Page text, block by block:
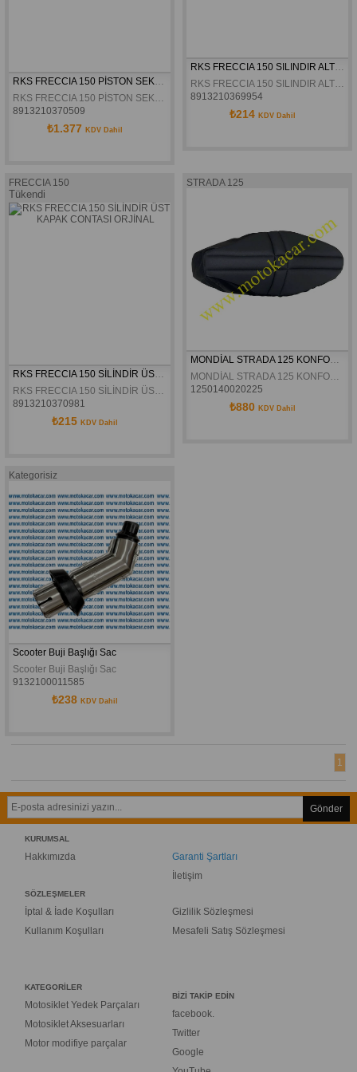
8913210370509
₺1.377 KDV Dahil
8913210369954
₺214 KDV Dahil
FRECCIA 150
Tükendi
RKS FRECCIA 150 SİLİNDİR ÜST KAPAK CONTASI ORJİNAL
RKS FRECCIA 150 SİLİNDİR ÜST KAPAK CONTASI ORJİNAL
8913210370981
₺215 KDV Dahil
STRADA 125
1250140020225
₺880 KDV Dahil
Kategorisiz
Scooter Buji Başlığı Sac
Scooter Buji Başlığı Sac
9132100011585
₺238 KDV Dahil
1
Gönder
KURUMSAL
Hakkımızda
Garanti Şartları
İletişim
SÖZLEŞMELER
İptal & İade Koşulları
Kullanım Koşulları
Gizlilik Sözleşmesi
Mesafeli Satış Sözleşmesi
KATEGORİLER
Motosiklet Yedek Parçaları
Motosiklet Aksesuarları
Motor modifiye parçalar
BİZİ TAKİP EDİN
facebook.
Twitter
Google